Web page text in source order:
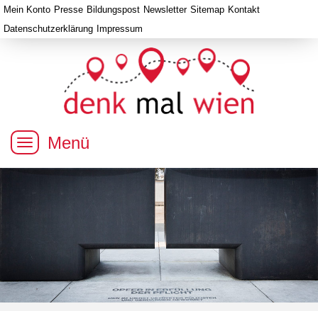
Menü
Mein Konto Presse Bildungspost Newsletter Sitemap Kontakt
Datenschutzerklärung Impressum